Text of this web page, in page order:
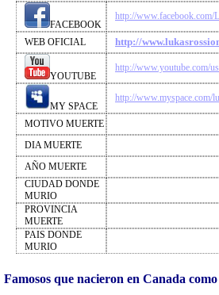
FACEBOOK
http://www.facebook.com/
WEB OFICIAL http://
YOUTUBE
http://www.youtube.com/
MY SPACE
http://www.myspace.com/
MOTIVO MUERTE
DIA MUERTE
AÑO MUERTE
CIUDAD DONDE
MURIO
PROVINCIA
MUERTE
PAIS DONDE
MURIO
Famosos que nacieron en Canada